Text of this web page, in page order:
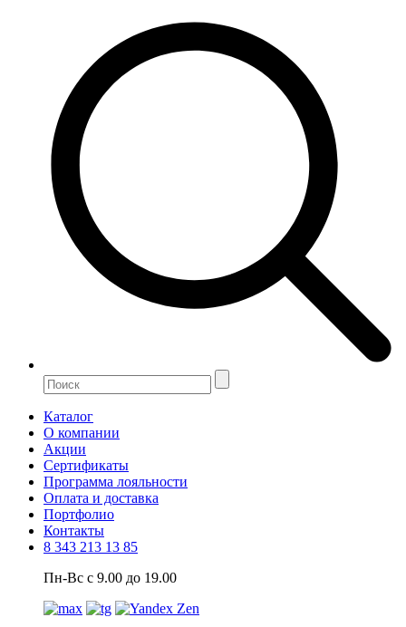
Каталог
О компании
Акции
Сертификаты
Программа лояльности
Оплата и доставка
Портфолио
Контакты
8 343 213 13 85
Пн-Вс с 9.00 до 19.00